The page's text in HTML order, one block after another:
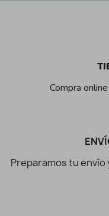
Compra
Preparamos tu envío